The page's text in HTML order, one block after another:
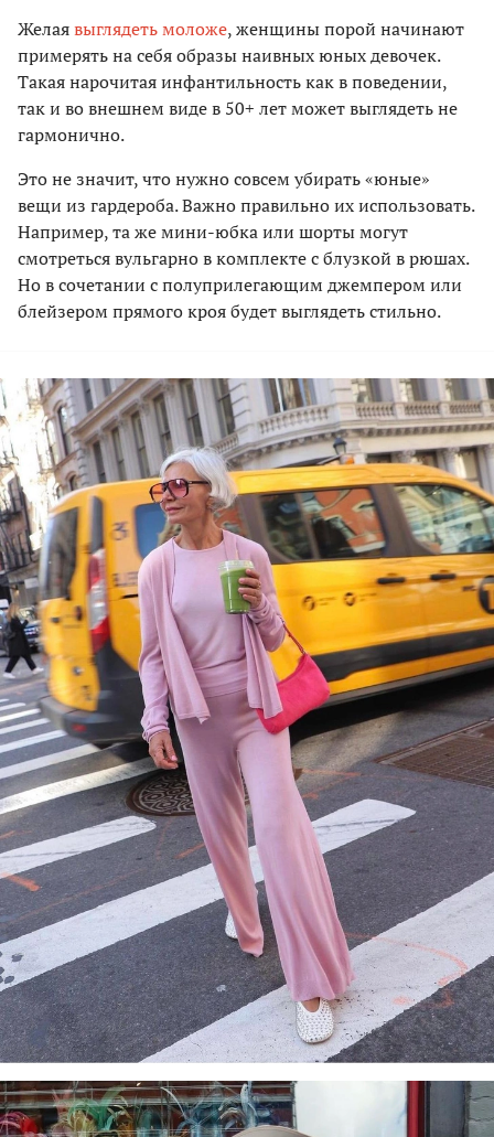
Желаявыглядеть моложе, женщины порой начинают
примерять на себя образы наивных юных девочек.
Такая нарочитая инфантильность как в поведении,
так и во внешнем виде в 50+ лет может выглядеть не
гармонично.
Это не значит, что нужно совсем убирать «юные»
вещи из гардероба. Важно правильно их использовать.
Например, та же мини-юбка или шорты могут
смотреться вульгарно в комплекте с блузкой в рюшах.
Но в сочетании с полуприлегающим джемпером или
блейзером прямого кроя будет выглядеть стильно.